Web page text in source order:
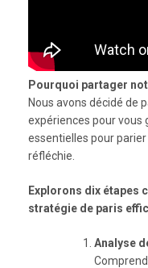
Pourquoi partager
Nous avons décidé de
expériences pour vous
essentielles pour
réfléchie.
Explorons dix étapes
stratégie de paris
Analyse